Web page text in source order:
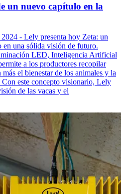
un nuevo capítulo en la
- Lely presenta hoy Zeta: un
en una sólida visión de futuro.
LED, Inteligencia Artificial
a los productores recopilar
el bienestar de los animales y la
este concepto visionario, Lely
de las vacas y el